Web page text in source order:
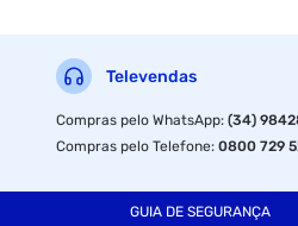
Televendas
Compras pelo WhatsApp:(34)
Compras pelo Telefone:0800 729
GUIA DE SEGURANÇA